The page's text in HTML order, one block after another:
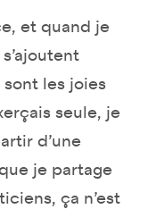
et quand je
les joies
seule, je
d’une
je partage
ça n’est